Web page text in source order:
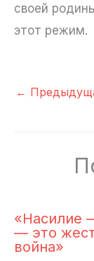
своей
этот режим.
←
«Насилие
— это
война»